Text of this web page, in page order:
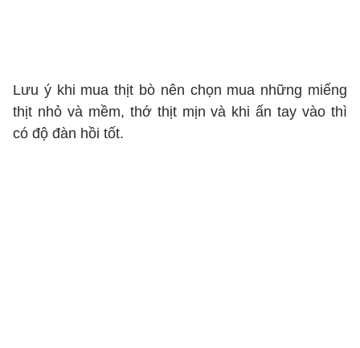
Lưu ý khi mua thịt bò nên chọn mua những miếng
thịt nhỏ và mềm, thớ thịt mịn và khi ấn tay vào thì
có độ đàn hồi tốt.